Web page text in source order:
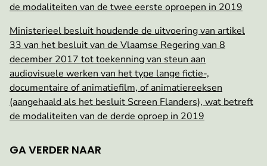
de modaliteiten van de twee eerste oproepen in 2019
Ministerieel besluit houdende de uitvoering van artikel
33 van het besluit van de Vlaamse Regering van 8
december 2017 tot toekenning van steun aan
audiovisuele werken van het type lange fictie-,
documentaire of animatiefilm, of animatiereeksen
(aangehaald als het besluit Screen Flanders), wat betreft
de modaliteiten van de derde oproep in 2019
GA VERDER NAAR